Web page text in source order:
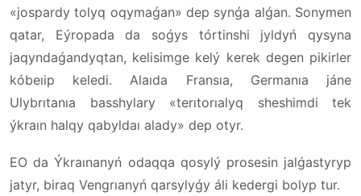
«jospardy tolyq oqymaǵan» dep synǵa alǵan. Sonymen
qatar, Eýropada da soǵys tórtinshi jyldyń qysyna
jaqyndaǵandyqtan, kelisimge kelý kerek degen pikirler
kóbeıip keledi. Alaıda Fransıa, Germanıa jáne
Ulybrıtanıa basshylary «terıtorıalyq sheshimdi tek
ýkraın halqy qabyldaı alady» dep otyr.
EO da Ýkraınanyń odaqqa qosylý prosesin jalǵastyryp
jatyr, biraq Vengrıanyń qarsylyǵy áli kedergi bolyp tur.